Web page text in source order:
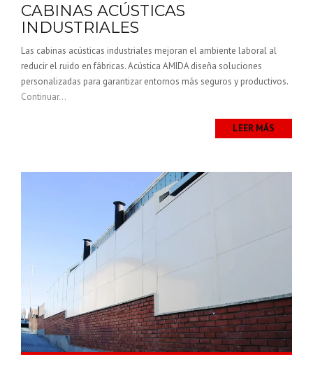
CABINAS ACÚSTICAS
INDUSTRIALES
Las cabinas acústicas industriales mejoran el ambiente laboral al
reducir el ruido en fábricas. Acústica AMIDA diseña soluciones
personalizadas para garantizar entornos más seguros y productivos.
Continuar...
LEER MÁS